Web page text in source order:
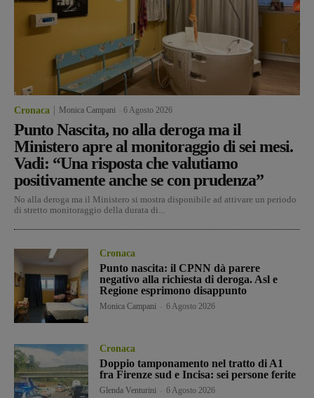
Cronaca Monica Campani 6 Agosto 2026
Punto Nascita, no alla deroga ma il
Ministero apre al monitoraggio di sei mesi.
Vadi: “Una risposta che valutiamo
positivamente anche se con prudenza”
No alla deroga ma il Ministero si mostra disponibile ad attivare un periodo
di stretto monitoraggio della durata di...
Cronaca
Punto nascita: il CPNN dà parere
negativo alla richiesta di deroga. Asl e
Regione esprimono disappunto
Monica Campani 6 Agosto 2026
Cronaca
Doppio tamponamento nel tratto di A1
fra Firenze sud e Incisa: sei persone ferite
Glenda Venturini 6 Agosto 2026